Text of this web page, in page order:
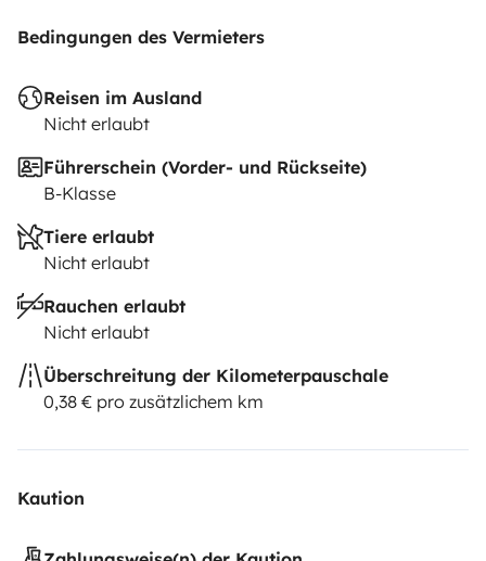
Bedingungen des Vermieters
Reisen im Ausland
Nicht erlaubt
Führerschein (Vorder- und Rückseite)
B-Klasse
Tiere erlaubt
Nicht erlaubt
Rauchen erlaubt
Nicht erlaubt
Überschreitung der Kilometerpauschale
0,38 € pro zusätzlichem km
Kaution